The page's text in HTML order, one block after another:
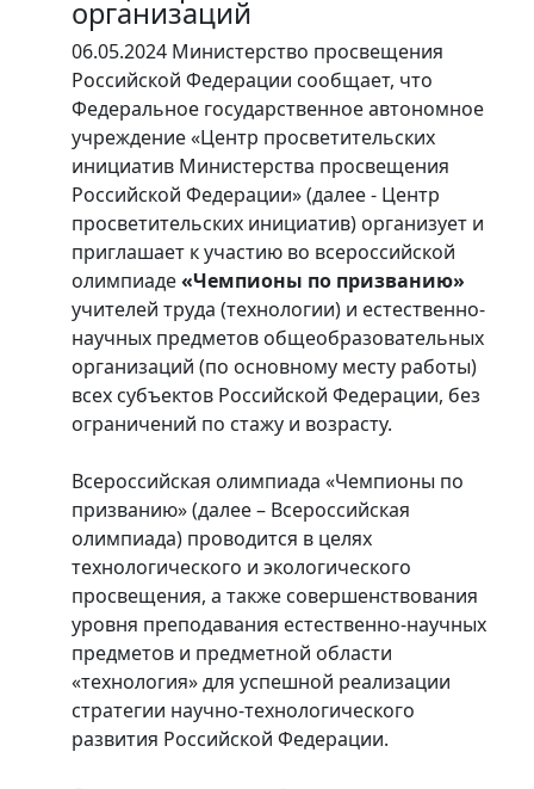
организаций
06.05.2024 Министерство просвещения
Российской Федерации сообщает, что
Федеральное государственное автономное
учреждение «Центр просветительских
инициатив Министерства просвещения
Российской Федерации» (далее - Центр
просветительских инициатив) организует и
приглашает к участию во всероссийской
олимпиаде«Чемпионы по призванию»
учителей труда (технологии) и естественно-
научных предметов общеобразовательных
организаций (по основному месту работы)
всех субъектов Российской Федерации, без
ограничений по стажу и возрасту.
Всероссийская олимпиада «Чемпионы по
призванию» (далее – Всероссийская
олимпиада) проводится в целях
технологического и экологического
просвещения, а также совершенствования
уровня преподавания естественно-научных
предметов и предметной области
«технология» для успешной реализации
стратегии научно-технологического
развития Российской Федерации.